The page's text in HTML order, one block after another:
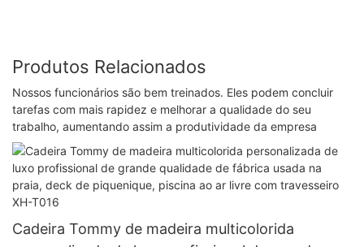
Produtos Relacionados
Nossos funcionários são bem treinados. Eles podem concluir
tarefas com mais rapidez e melhorar a qualidade do seu
trabalho, aumentando assim a produtividade da empresa
Cadeira Tommy de madeira multicolorida